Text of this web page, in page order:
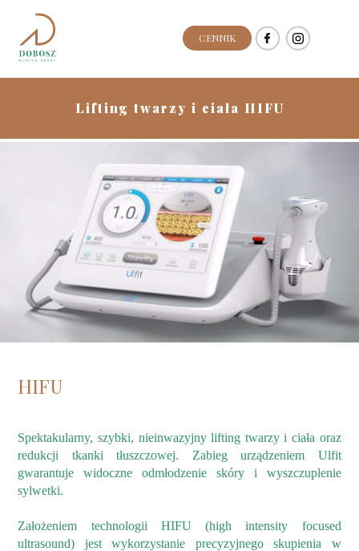
CENNIK
Lifting twarzy i ciała HIFU
HIFU
Spektakularny, szybki, nieinwazyjny lifting twarzy i ciała oraz
redukcji tkanki tłuszczowej. Zabieg urządzeniem Ulfit
gwarantuje widoczne odmłodzenie skóry i wyszczuplenie
sylwetki.
Założeniem technologii HIFU (high intensity focused
ultrasound) jest wykorzystanie precyzyjnego skupienia w